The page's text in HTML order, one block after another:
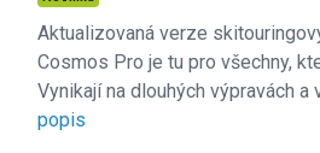
Aktualizovaná verze
Cosmos Pro je tu pro všechny,
Vynikají na dlouhých výpravách
popis